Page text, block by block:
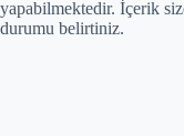
yapabilmektedir. İçerik
durumu belirtiniz.